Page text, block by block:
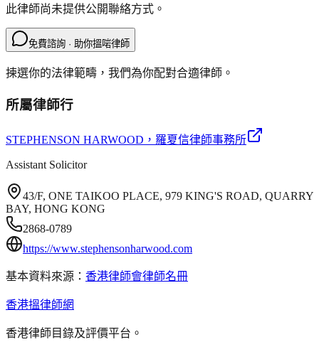
此律師尚未提供公開聯絡方式。
免費諮詢 · 助你搵啱律師
揀選你的法律範疇，我們為你配對合適律師。
所屬律師行
STEPHENSON HARWOOD ，羅夏信律師事務所
Assistant Solicitor
43/F, ONE TAIKOO PLACE, 979 KING'S ROAD, QUARRY
BAY, HONG KONG
2868-0789
https://www.stephensonharwood.com
基本資料來源： 香港律師會律師名冊
香港搵律師網
香港律師目錄及評價平台。